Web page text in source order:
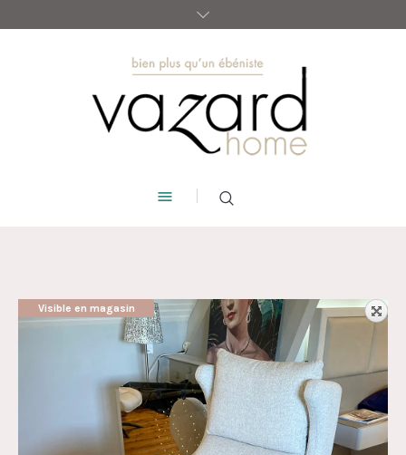
Visible en magasin